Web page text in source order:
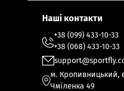
Наші контакти
+38 (099) 433-10-33
+38 (068) 433-10-33
м. Кропивницький,
Чміленка 49